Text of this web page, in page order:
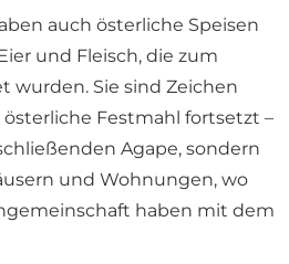
auch österliche Speisen
und Fleisch, die zum
wurden. Sie sind Zeichen
österliche Festmahl fortsetzt –
Agape, sondern
und Wohnungen, wo
haben mit dem